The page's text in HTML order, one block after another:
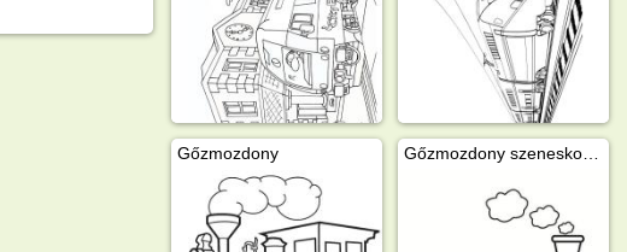
Gőzmozdony Gőzmozdony szeneskocsival